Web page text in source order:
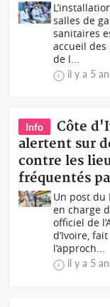
salles de
sanitaires
accueil
de l...
il y a 5
Info
Côte
alertent sur
contre les
fréquentés
Un post du
en charge
officiel de
d’Ivoire,
l’approch...
il y a 5